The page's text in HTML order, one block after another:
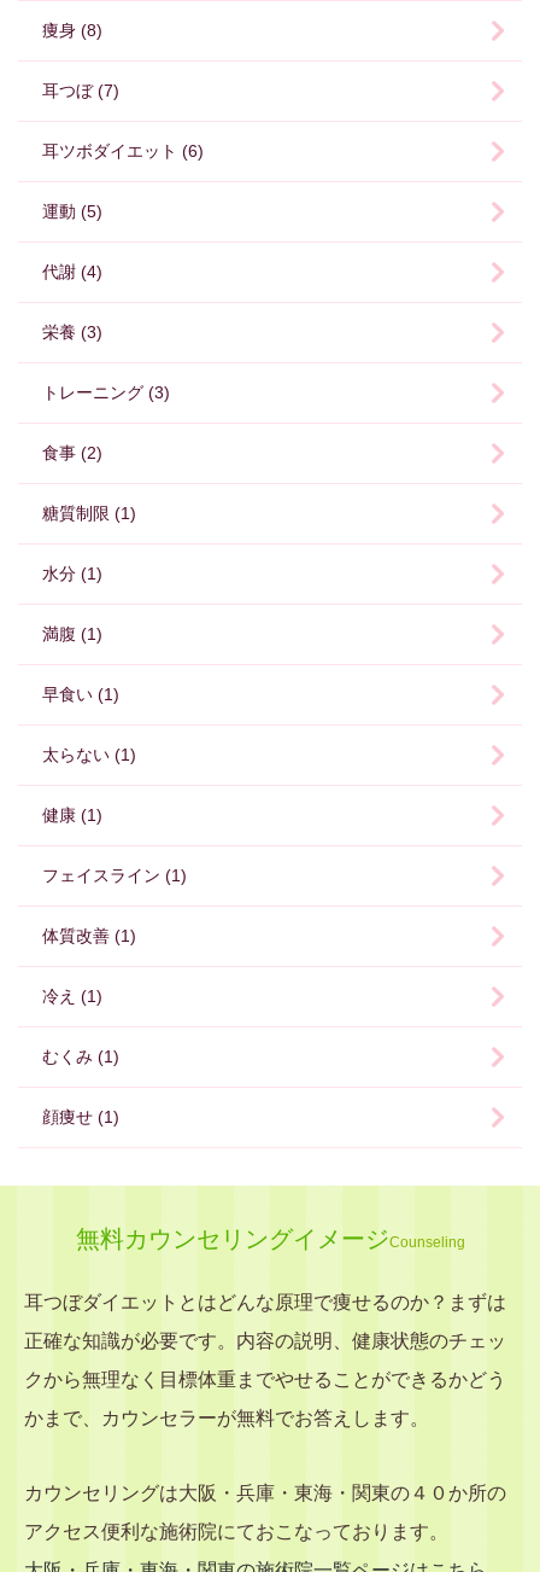
痩身 (8)
耳つぼ (7)
耳ツボダイエット (6)
運動 (5)
代謝 (4)
栄養 (3)
トレーニング (3)
食事 (2)
糖質制限 (1)
水分 (1)
満腹 (1)
早食い (1)
太らない (1)
健康 (1)
フェイスライン (1)
体質改善 (1)
冷え (1)
むくみ (1)
顔痩せ (1)
無料カウンセリングイメージCounseling
耳つぼダイエットとはどんな原理で痩せるのか？まずは
正確な知識が必要です。内容の説明、健康状態のチェッ
クから無理なく目標体重までやせることができるかどう
かまで、カウンセラーが無料でお答えします。
カウンセリングは大阪・兵庫・東海・関東の４０か所の
アクセス便利な施術院にておこなっております。